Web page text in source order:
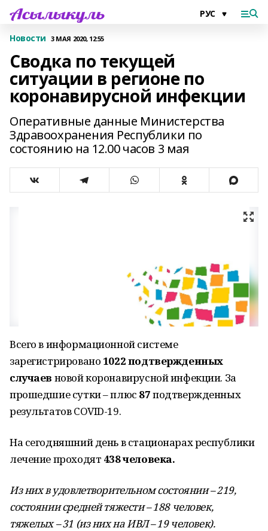
Новости 3 МАЯ 2020, 12:55
Сводка по текущей
ситуации в регионе по
коронавирусной инфекции
Оперативные данные Министерства
Здравоохранения Республики по
состоянию на 12.00 часов 3 мая
Всего в информационной системе
зарегистрировано 1022 подтвержденных
случаев новой коронавирусной инфекции. За
прошедшие сутки – плюс 87подтвержденных
результатов COVID-19.
На сегодняшний день в стационарах республики
лечение проходят 438 человека.
Из них в удовлетворительном состоянии – 219,
состоянии средней тяжести – 188 человек,
тяжелых – 31 (из них на ИВЛ – 19 человек).